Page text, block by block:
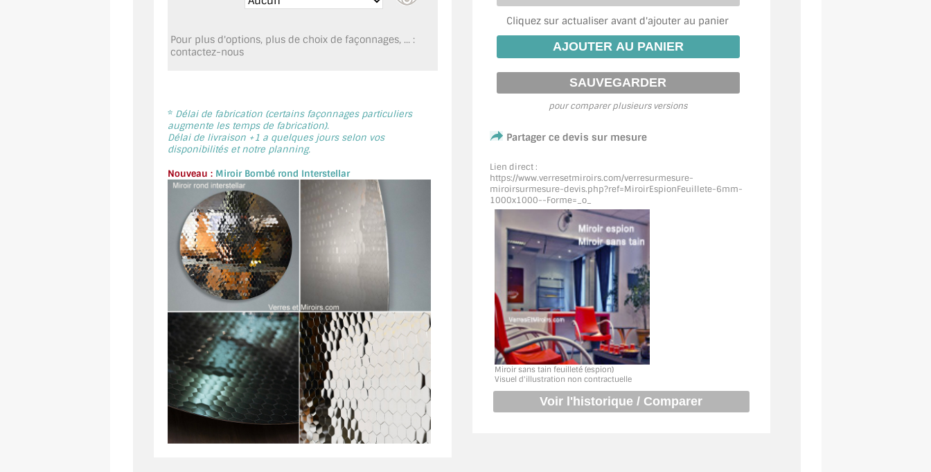
Pour plus d'options, plus de choix de façonnages, ... :
contactez-nous
* Délai de fabrication (certains façonnages particuliers
augmente les temps de fabrication).
Délai de livraison +1 a quelques jours selon vos
disponibilités et notre planning.
Nouveau : Miroir Bombé rond Interstellar
Cliquez sur actualiser avant d'ajouter au panier
pour comparer plusieurs versions
Partager ce devis sur mesure
Lien direct :
https://www.verresetmiroirs.com/verresurmesure-
miroirsurmesure-devis.php?ref=MiroirEspionFeuillete-6mm-
1000x1000--Forme=_o_
Miroir sans tain feuilleté (espion)
Visuel d'illustration non contractuelle